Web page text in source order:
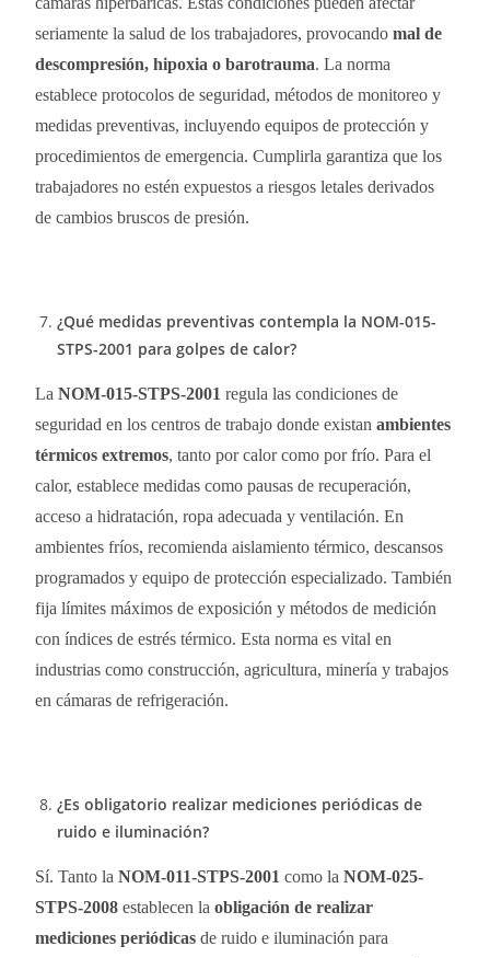
seriamente la salud de los trabajadores, provocandomal de
descompresión, hipoxia o barotrauma. La norma
establece protocolos de seguridad, métodos de monitoreo y
medidas preventivas, incluyendo equipos de protección y
procedimientos de emergencia. Cumplirla garantiza que los
trabajadores no estén expuestos a riesgos letales derivados
de cambios bruscos de presión.
¿Qué medidas preventivas contempla la NOM-015-
STPS-2001 para golpes de calor?
LaNOM-015-STPS-2001 regula las condiciones de
seguridad en los centros de trabajo donde existanambientes
térmicos extremos, tanto por calor como por frío. Para el
calor, establece medidas como pausas de recuperación,
acceso a hidratación, ropa adecuada y ventilación. En
ambientes fríos, recomienda aislamiento térmico, descansos
programados y equipo de protección especializado. También
fija límites máximos de exposición y métodos de medición
con índices de estrés térmico. Esta norma es vital en
industrias como construcción, agricultura, minería y trabajos
en cámaras de refrigeración.
¿Es obligatorio realizar mediciones periódicas de
ruido e iluminación?
Sí. Tanto laNOM-011-STPS-2001 como laNOM-025-
STPS-2008 establecen laobligación de realizar
mediciones periódicas de ruido e iluminación para